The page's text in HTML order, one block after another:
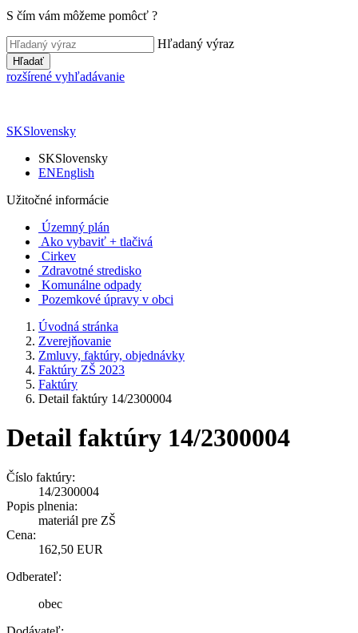
S čím vám môžeme pomôcť ?
Hľadaný výraz
Hľadať
rozšírené vyhľadávanie
SKSlovensky
SKSlovensky
ENEnglish
Užitočné informácie
Územný plán
Ako vybaviť + tlačivá
Cirkev
Zdravotné stredisko
Komunálne odpady
Pozemkové úpravy v obci
Úvodná stránka
Zverejňovanie
Zmluvy, faktúry, objednávky
Faktúry ZŠ 2023
Faktúry
Detail faktúry 14/2300004
Detail faktúry 14/2300004
Číslo faktúry:
14/2300004
Popis plnenia:
materiál pre ZŠ
Cena:
162,50 EUR
Odberateľ:
obec